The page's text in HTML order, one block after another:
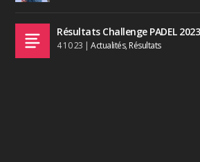
Résultats Challenge PADEL 2023
4 10 23 |Actualités, Résultats